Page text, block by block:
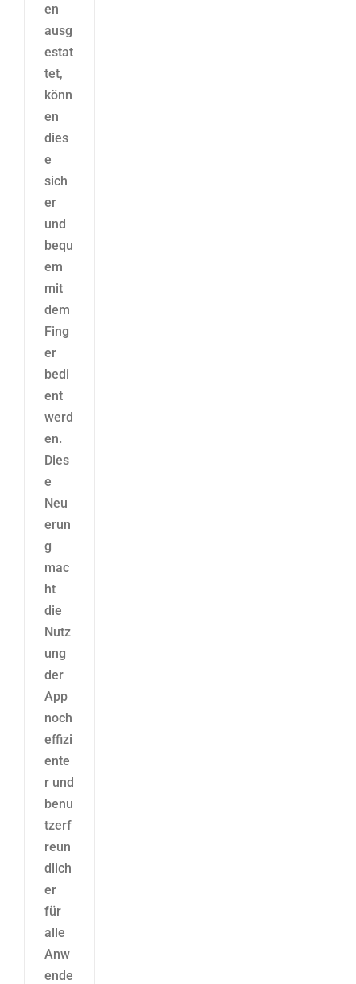
en
ausg
estat
tet,
könn
en
dies
e
sich
er
und
bequ
em
mit
dem
Fing
er
bedi
ent
werd
en.
Dies
e
Neu
erun
g
mac
ht
die
Nutz
ung
der
App
noch
effizi
ente
r und
benu
tzerf
reun
dlich
er
für
alle
Anw
ende